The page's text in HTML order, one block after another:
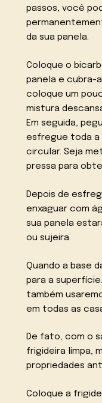
passos, você
da sua panela.
Coloque o
panela e cubra-
coloque um
mistura
Em seguida,
esfregue toda a
circular. Seja
pressa para
Depois de
enxaguar com
sua panela
ou sujeira.
Quando a base
para a
também
em todas as
De fato, com o
frigideira limpa,
propriedades
Coloque a